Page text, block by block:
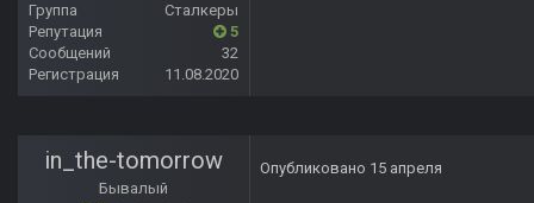
Группа
Сталкеры
Репутация
5
Сообщений
32
Регистрация
11.08.2020
in_the-tomorrow
Бывалый
Опубликовано 15 апреля